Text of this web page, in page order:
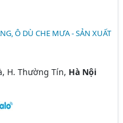
Ô DÙ CHE MƯA - SẢN XUẤT
H. Thường Tín, Hà Nội